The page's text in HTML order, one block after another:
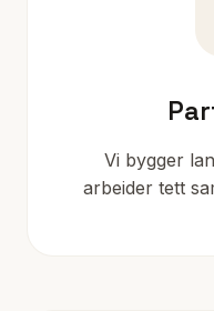
Vi bygger
arbeider tett